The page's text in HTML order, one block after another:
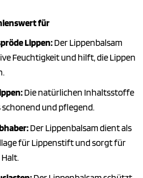
für
Lippen:Der Lippenbalsam
Feuchtigkeit und hilft, die Lippen
Die natürlichen Inhaltsstoffe
und pflegend.
Der Lippenbalsam dient als
für Lippenstift und sorgt für